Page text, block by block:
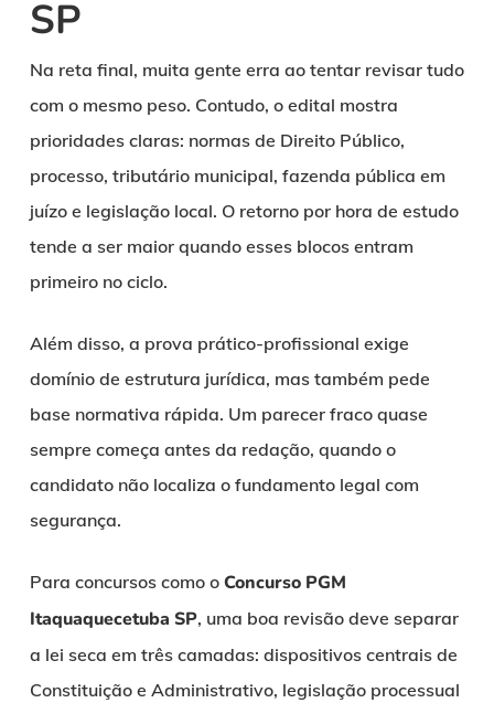
SP
Na reta final, muita gente erra ao tentar revisar tudo
com o mesmo peso. Contudo, o edital mostra
prioridades claras: normas de Direito Público,
processo, tributário municipal, fazenda pública em
juízo e legislação local. O retorno por hora de estudo
tende a ser maior quando esses blocos entram
primeiro no ciclo.
Além disso, a prova prático-profissional exige
domínio de estrutura jurídica, mas também pede
base normativa rápida. Um parecer fraco quase
sempre começa antes da redação, quando o
candidato não localiza o fundamento legal com
segurança.
Para concursos como o Concurso PGM
Itaquaquecetuba SP, uma boa revisão deve separar
a lei seca em três camadas: dispositivos centrais de
Constituição e Administrativo, legislação processual